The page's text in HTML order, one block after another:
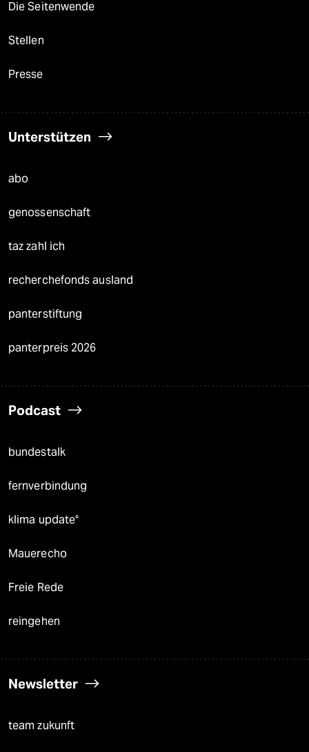
Die Seitenwende
Stellen
Presse
Unterstützen
abo
genossenschaft
taz zahl ich
recherchefonds ausland
panterstiftung
panterpreis 2026
Podcast
bundestalk
fernverbindung
klima update°
Mauerecho
Freie Rede
reingehen
Newsletter
team zukunft